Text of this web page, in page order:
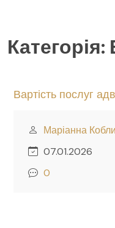
Категорія:
Вартість послуг
Маріанна
07.01.2026
0